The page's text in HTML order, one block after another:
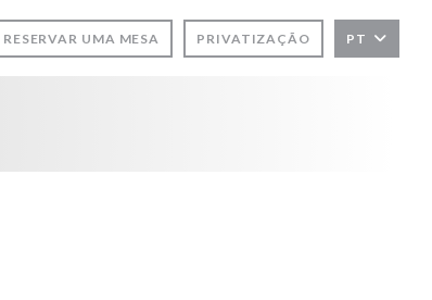
RESERVAR UMA MESA PRIVATIZAÇÃO PT